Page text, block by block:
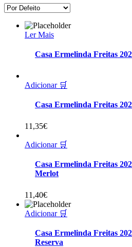
Ler Mais
Casa Ermelinda Freitas
Adicionar 🛒
Casa Ermelinda Freitas
11,35€
Adicionar 🛒
Casa Ermelinda Freitas
Merlot
11,40€
Adicionar 🛒
Casa Ermelinda Freitas
Reserva